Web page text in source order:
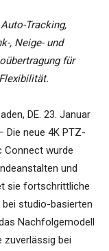
Tracking,
, Neige- und
für
DE. 23. Januar
Die neue 4K PTZ-
Connect wurde
und
sie fortschrittliche
bei studio-basierten
Nachfolgemodell
zuverlässig bei